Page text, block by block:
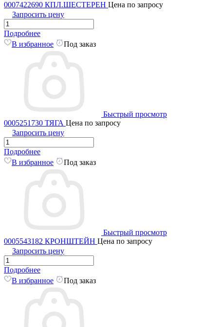
0007422690 КПЛ.ШЕСТЕРЕН Цена по запросу
Запросить цену
Подробнее
В избранное
Под заказ
Быстрый просмотр
0005251730 ТЯГА Цена по запросу
Запросить цену
Подробнее
В избранное
Под заказ
Быстрый просмотр
0005543182 КРОНШТЕЙН Цена по запросу
Запросить цену
Подробнее
В избранное
Под заказ